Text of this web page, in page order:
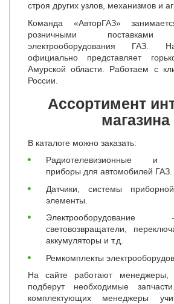
строя других узлов, механизмов и
Команда «АвторГАЗ»
розничными поставками
электрооборудования ГАЗ.
официально представляет
Амурской области. Работаем с
России.
Ассортимент
магазина
В каталоге можно заказать:
Радиотелевизионные и
приборы для автомобилей ГАЗ.
Датчики, системы
элементы.
световозвращатели,
аккумуляторы и т.д.
Ремкомплекты
На сайте работают менеджеры,
подберут необходимые
комплектующих менеджеры